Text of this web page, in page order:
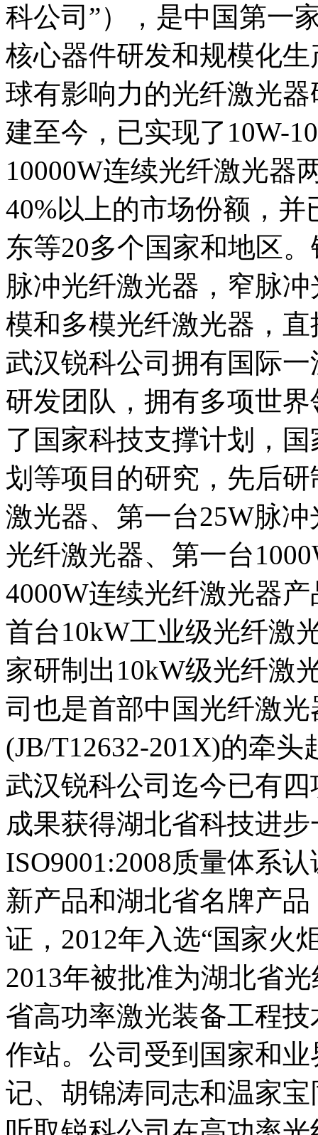
科公司”），是中国第一
核心器件研发和规模化
球有影响力的光纤激光
建至今，已实现了10W-
10000W连续光纤激光器
40%以上的市场份额，
东等20多个国家和地区
脉冲光纤激光器，窄脉
模和多模光纤激光器，
武汉锐科公司拥有国际
研发团队，拥有多项世
了国家科技支撑计划，
划等项目的研究，先后
激光器、第一台25W脉
光纤激光器、第一台
4000W连续光纤激光器
首台10kW工业级光纤激
家研制出10kW级光纤激
司也是首部中国光纤激
(JB/T12632-201X)的牵头
武汉锐科公司迄今已有
成果获得湖北省科技进
ISO9001:2008质量体系
新产品和湖北省名牌产
证，2012年入选“国家火
2013年被批准为湖北省
省高功率激光装备工程
作站。公司受到国家和
记、胡锦涛同志和温家